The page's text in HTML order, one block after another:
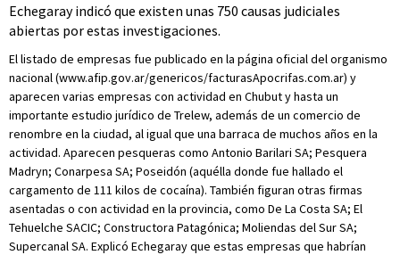
Echegaray indicó que existen unas 750 causas judiciales
abiertas por estas investigaciones.
El listado de empresas fue publicado en la página oficial del organismo
nacional (www.afip.gov.ar/genericos/facturasApocrifas.com.ar) y
aparecen varias empresas con actividad en Chubut y hasta un
importante estudio jurídico de Trelew, además de un comercio de
renombre en la ciudad, al igual que una barraca de muchos años en la
actividad. Aparecen pesqueras como Antonio Barilari SA; Pesquera
Madryn; Conarpesa SA; Poseidón (aquélla donde fue hallado el
cargamento de 111 kilos de cocaína). También figuran otras firmas
asentadas o con actividad en la provincia, como De La Costa SA; El
Tehuelche SACIC; Constructora Patagónica; Moliendas del Sur SA;
Supercanal SA. Explicó Echegaray que estas empresas que habrían